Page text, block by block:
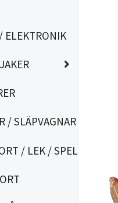
ELEKTRONIK
/ SLÄPVAGNAR
/ LEK / SPEL